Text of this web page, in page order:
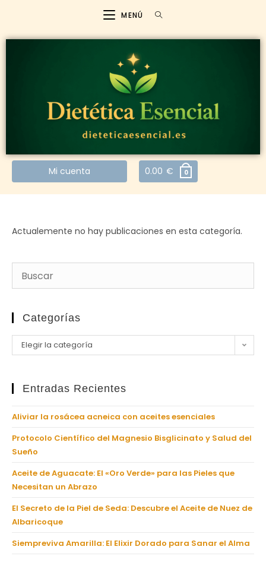
MENÚ
Mi cuenta 0.00 € 0
Actualemente no hay publicaciones en esta categoría.
Categorías
Elegir la categoría
Entradas Recientes
Aliviar la rosácea acneica con aceites esenciales
Protocolo Científico del Magnesio Bisglicinato y Salud del
Sueño
Aceite de Aguacate: El «Oro Verde» para las Pieles que
Necesitan un Abrazo
El Secreto de la Piel de Seda: Descubre el Aceite de Nuez de
Albaricoque
Siempreviva Amarilla: El Elixir Dorado para Sanar el Alma